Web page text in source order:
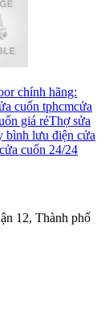
chính hãng:
cuốn tphcmcửa
giá rẻThợ sửa
bình lưu điện cửa
cuốn 24/24
12, Thành phố